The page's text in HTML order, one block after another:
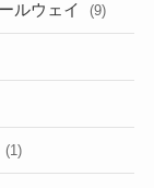
ルウェイ (9)
(1)